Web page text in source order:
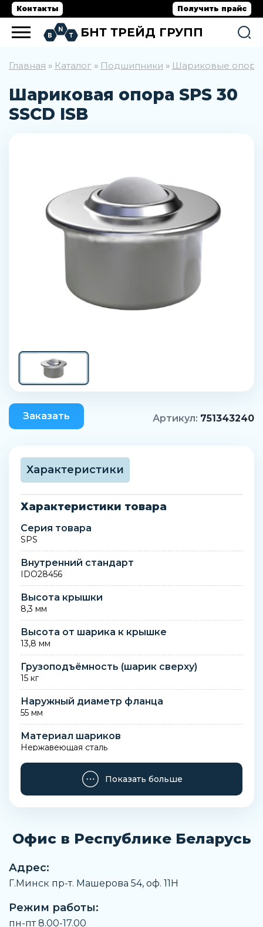
Контакты Получить прайс
БНТ ТРЕЙД ГРУПП
Главная » Каталог » Подшипники » Шариковые опоры
Шариковая опора SPS 30
SSCD ISB
Заказать Артикул: 751343240
Характеристики
Характеристики товара
Серия товара
SPS
Внутренний стандарт
IDO28456
Высота крышки
8,3 мм
Высота от шарика к крышке
13,8 мм
Грузоподъёмность (шарик сверху)
15 кг
Наружный диаметр фланца
55 мм
Материал шариков
Нержавеющая сталь
Марка материала шариков
Высота
Вес
Материал крышки
Нержавеющая сталь AISI 420
Марка материала корпуса
AISI 304
Показать больше
Офис в Республике Беларусь
Адрес:
Г.Минск пр-т. Машерова 54, оф. 11H
Режим работы:
пн-пт 8.00-17.00